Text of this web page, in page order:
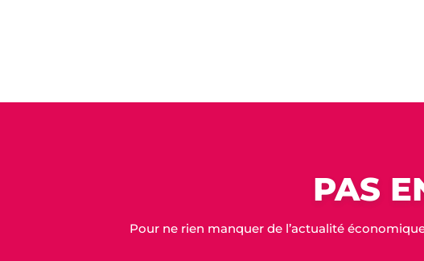
PAS
Pour ne rien manquer de l’actualité